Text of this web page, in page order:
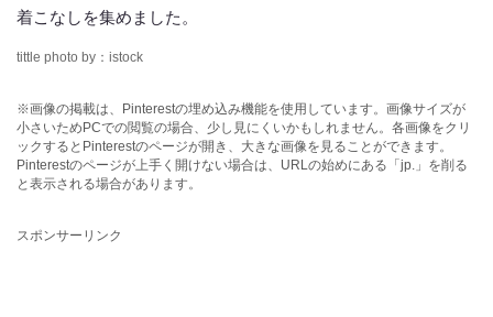
着こなしを集めました。
tittle photo by：istock
※画像の掲載は、Pinterestの埋め込み機能を使用しています。画像サイズが
小さいためPCでの閲覧の場合、少し見にくいかもしれません。各画像をクリ
ックするとPinterestのページが開き、大きな画像を見ることができます。
Pinterestのページが上手く開けない場合は、URLの始めにある「jp.」を削る
と表示される場合があります。
スポンサーリンク